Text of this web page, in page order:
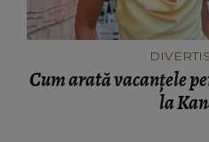
Cum arată vacanțele
la